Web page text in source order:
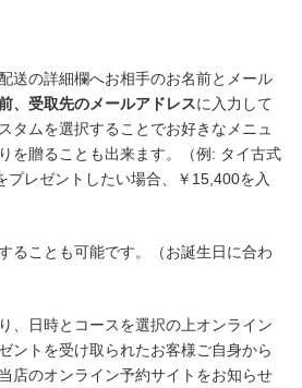
送の詳細欄へお相手のお名前とメール
、受取先のメールアドレスに入力して
タムを選択することでお好きなメニュ
を贈ることも出来ます。（例: タイ古式
プレゼントしたい場合、￥15,400を入
ることも可能です。（お誕生日に合わ
、日時とコースを選択の上オンライン
ントを受け取られたお客様ご自身から
店のオンライン予約サイトをお知らせ